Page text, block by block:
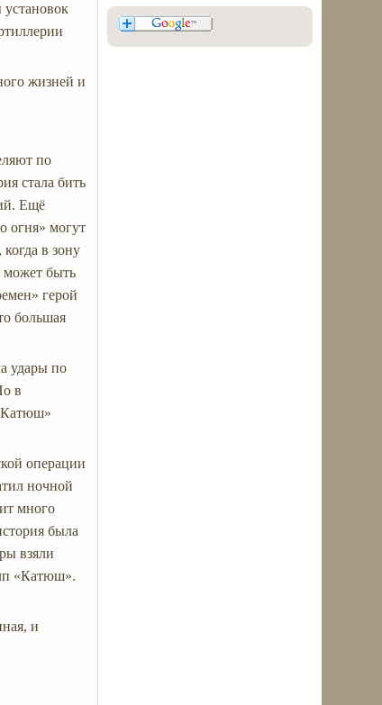
жизней и
по
стала бить
Ещё
огня» могут
в зону
может быть
герой
большая
удары по
в
операции
ночной
много
была
взяли
«Катюш».
и